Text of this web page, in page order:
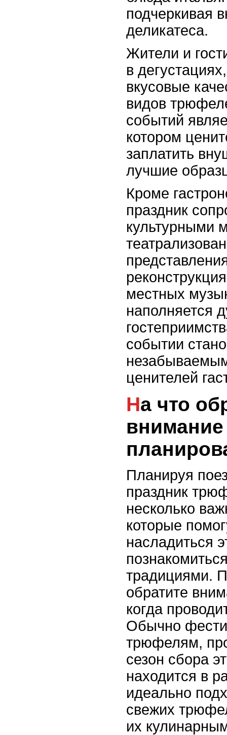
подчеркивая
деликатеса.
Жители и
в
вкусовые
видов
событий
котором
заплатить
лучшие
Кроме
праздник
культурными
местных
наполняется
событии
ценителей
На что обратить
Планируя
праздник
несколько
которые
насладиться
традициями.
обратите
когда
Обычно
трюфелям,
сезон сбора
находится в
идеально
свежих
их